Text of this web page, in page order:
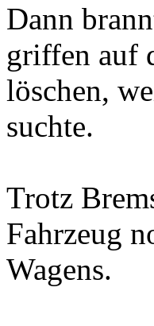
Dann
griffen auf
löschen,
suchte.
Trotz
Fahrzeug
Wagens.